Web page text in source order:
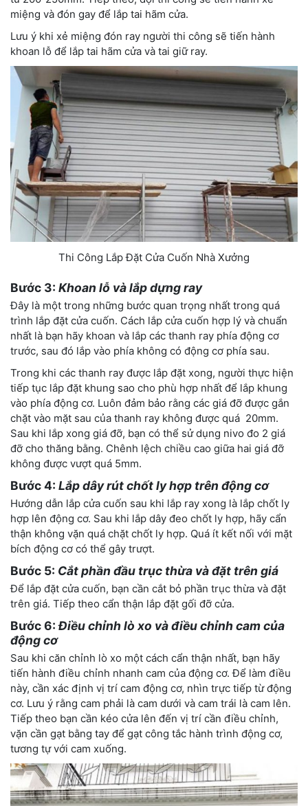
miệng và đón gay để lắp tai hãm cửa.
Lưu ý khi xẻ miệng đón ray người thi công sẽ tiến hành
khoan lỗ để lắp tai hãm cửa và tai giữ ray.
Thi Công Lắp Đặt Cửa Cuốn Nhà Xưởng
Bước 3: Khoan lỗ và lắp dựng ray
Đây là một trong những bước quan trọng nhất trong quá
trình lắp đặt cửa cuốn. Cách lắp cửa cuốn hợp lý và chuẩn
nhất là bạn hãy khoan và lắp các thanh ray phía động cơ
trước, sau đó lắp vào phía không có động cơ phía sau.
Trong khi các thanh ray được lắp đặt xong, người thực hiện
tiếp tục lắp đặt khung sao cho phù hợp nhất để lắp khung
vào phía động cơ. Luôn đảm bảo rằng các giá đỡ được gắn
chặt vào mặt sau của thanh ray không được quá 20mm.
Sau khi lắp xong giá đỡ, bạn có thể sử dụng nivo đo 2 giá
đỡ cho thăng bằng. Chênh lệch chiều cao giữa hai giá đỡ
không được vượt quá 5mm.
Bước 4: Lắp dây rút chốt ly hợp trên động cơ
Hướng dẫn lắp cửa cuốn sau khi lắp ray xong là lắp chốt ly
hợp lên động cơ. Sau khi lắp dây đeo chốt ly hợp, hãy cẩn
thận không vặn quá chặt chốt ly hợp. Quá ít kết nối với mặt
bích động cơ có thể gây trượt.
Bước 5: Cắt phần đầu trục thừa và đặt trên giá
Để lắp đặt cửa cuốn, bạn cần cắt bỏ phần trục thừa và đặt
trên giá. Tiếp theo cẩn thận lắp đặt gối đỡ cửa.
Bước 6:Điều chỉnh lò xo và điều chỉnh cam của
động cơ
Sau khi căn chỉnh lò xo một cách cẩn thận nhất, bạn hãy
tiến hành điều chỉnh nhanh cam của động cơ. Để làm điều
này, cần xác định vị trí cam động cơ, nhìn trực tiếp từ động
cơ. Lưu ý rằng cam phải là cam dưới và cam trái là cam lên.
Tiếp theo bạn cần kéo cửa lên đến vị trí cần điều chỉnh,
vặn cần gạt bằng tay để gạt công tắc hành trình động cơ,
tương tự với cam xuống.